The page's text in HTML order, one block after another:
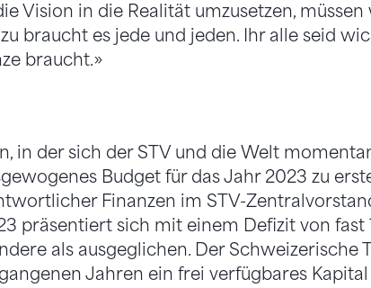
Vision in die Realität umzusetzen,
braucht es jede und jeden. Ihr alle seid
braucht.»
in der sich der STV und die Welt
Budget für das Jahr 2023 zu
Finanzen im STV-
präsentiert sich mit einem Defizit von fast
als ausgeglichen. Der Schweizerische
Jahren ein frei verfügbares